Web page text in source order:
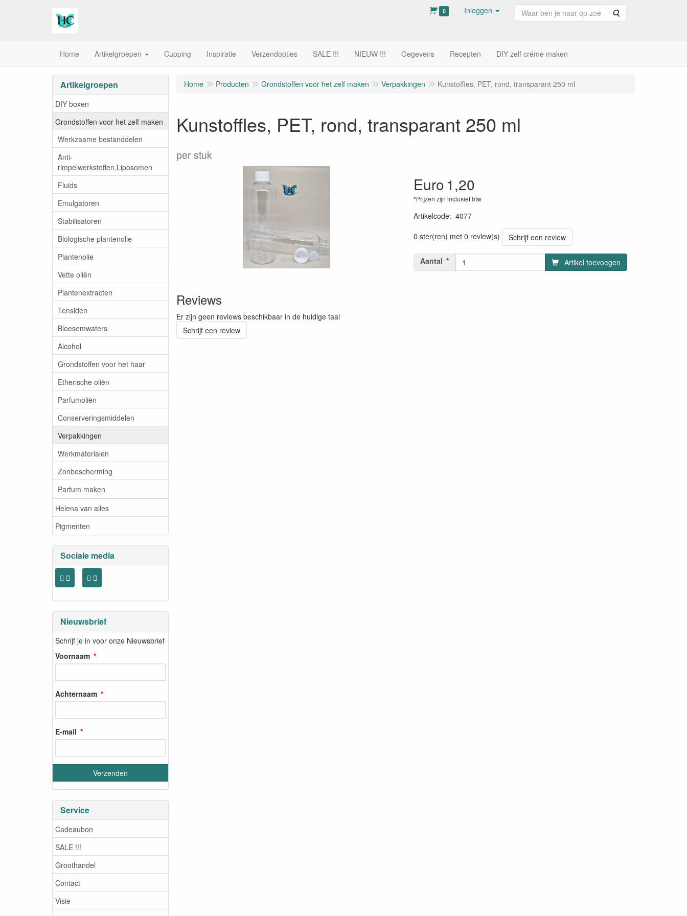
0 Inloggen Zoeken
Home Artikelgroepen Cupping Inspiratie Verzendopties SALE !!! NIEUW !!! Gegevens Recepten DIY zelf créme maken
Artikelgroepen
DIY boxen
Grondstoffen voor het zelf maken
Werkzaame bestanddelen
Anti-
rimpelwerkstoffen,Liposomen
Fluids
Emulgatoren
Stabilisatoren
Biologische plantenolie
Plantenolie
Vette oliën
Plantenextracten
Tensiden
Bloesemwaters
Alcohol
Grondstoffen voor het haar
Etherische oliën
Parfumoliën
Conserveringsmiddelen
Verpakkingen
Werkmaterialen
Zonbescherming
Parfum maken
Helena van alles
Pigmenten
Sociale media
Nieuwsbrief
Schrijf je in voor onze Nieuwsbrief
Voornaam
Achternaam
E-mail
Service
Cadeaubon
SALE !!!
Groothandel
Contact
Visie
Home Producten Grondstoffen voor het zelf maken Verpakkingen Kunstoffles, PET, rond, transparant 250 ml
Kunstoffles, PET, rond, transparant 250 ml
per stuk
Euro1,20
*Prijzen zijn inclusief btw
Artikelcode: 4077
0 ster(ren) met 0 review(s)
Schrijf een review
Aantal Artikel toevoegen
Reviews
Er zijn geen reviews beschikbaar in de huidige taal
Schrijf een review